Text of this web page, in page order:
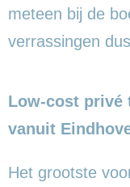
meteen bij de
verrassingen
Low-cost privé
vanuit
Het grootste